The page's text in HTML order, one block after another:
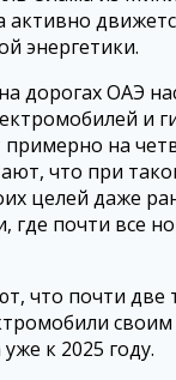
активно
энергетики.
дорогах ОАЭ
и
примерно на
что при
целей даже
где почти все
что почти две
к 2025 году.